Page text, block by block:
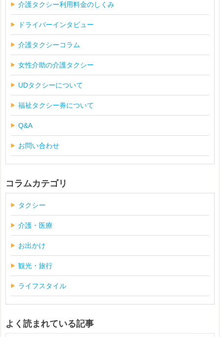
介護タクシー利用料金のしくみ
ドライバーインタビュー
介護タクシーコラム
女性介助の介護タクシー
UDタクシーについて
福祉タクシー券について
Q&A
お問い合わせ
コラムカテゴリ
タクシー
介護・医療
お出かけ
観光・旅行
ライフスタイル
よく読まれている記事